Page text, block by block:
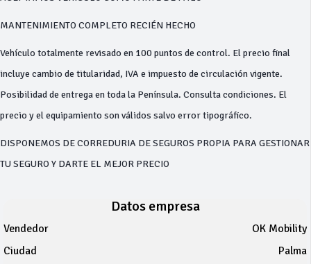
MANTENIMIENTO COMPLETO RECIÉN HECHO
Vehículo totalmente revisado en 100 puntos de control. El precio final
incluye cambio de titularidad, IVA e impuesto de circulación vigente.
Posibilidad de entrega en toda la Península. Consulta condiciones. El
precio y el equipamiento son válidos salvo error tipográfico.
DISPONEMOS DE CORREDURIA DE SEGUROS PROPIA PARA GESTIONAR
TU SEGURO Y DARTE EL MEJOR PRECIO
Datos empresa
Vendedor
OK Mobility
Ciudad
Palma